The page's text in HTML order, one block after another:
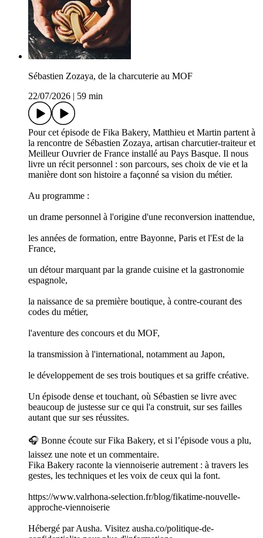
Sébastien Zozaya, de la charcuterie au MOF
22/07/2026
59 min
Pour cet épisode de Fika Bakery, Matthieu et Martin partent à
la rencontre de Sébastien Zozaya, artisan charcutier-traiteur et
Meilleur Ouvrier de France installé au Pays Basque. Il nous
livre un récit personnel : son parcours, ses choix de vie et la
manière dont son histoire a façonné sa vision du métier.
Au programme :
un drame personnel à l'origine d'une reconversion inattendue,
les années de formation, entre Bayonne, Paris et l'Est de la
France,
un détour marquant par la grande cuisine et la gastronomie
espagnole,
la naissance de sa première boutique, à contre-courant des
codes du métier,
l'aventure des concours et du MOF,
la transmission à l'international, notamment au Japon,
le développement de ses trois boutiques et sa griffe créative.
Un épisode dense et touchant, où Sébastien se livre avec
beaucoup de justesse sur ce qui l'a construit, sur ses failles
autant que sur ses réussites.
🎧 Bonne écoute sur Fika Bakery, et si l’épisode vous a plu,
laissez une note et un commentaire.
Fika Bakery raconte la viennoiserie autrement : à travers les
gestes, les techniques et les voix de ceux qui la font.
https://www.valrhona-selection.fr/blog/fikatime-nouvelle-
approche-viennoiserie
Hébergé par Ausha. Visitez ausha.co/politique-de-